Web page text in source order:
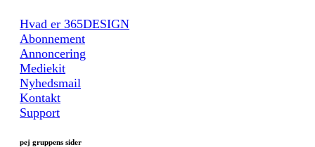
Hvad er 365DESIGN
Abonnement
Annoncering
Mediekit
Nyhedsmail
Kontakt
Support
pej gruppens sider